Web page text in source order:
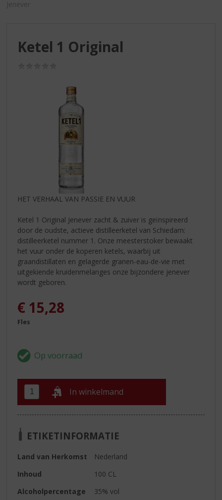
Jenever
Ketel 1 Original
HET VERHAAL VAN PASSIE EN VUUR
Ketel 1 Original Jenever zacht & zuiver is geïnspireerd
door de oudste, actieve distilleerketel van Schiedam:
distilleerketel nummer 1. Onze meesterstoker bewaakt
het vuur onder de koperen ketels, waarbij uit
graandistillaten en gelagerde granen-eau-de-vie met
uitgekiende kruidenmelanges onze bijzondere jenever
wordt geboren.
€ 15,28
Fles
In winkelmand
ETIKETINFORMATIE
Land van Herkomst
Nederland
Inhoud
100 CL
Alcoholpercentage
35% vol